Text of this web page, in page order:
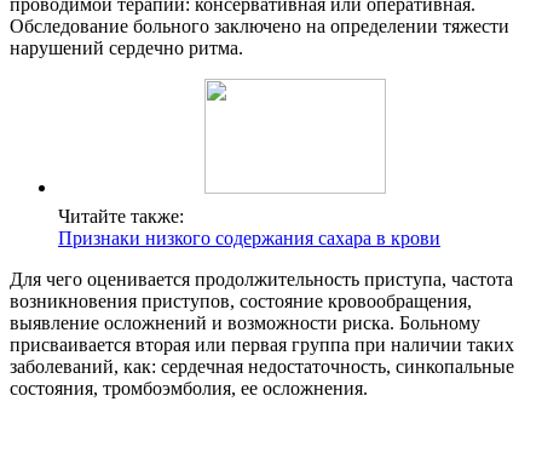
проводимой терапии: консервативная или оперативная.
Обследование больного заключено на определении тяжести
нарушений сердечно ритма.
Читайте также:
Признаки низкого содержания сахара в крови
Для чего оценивается продолжительность приступа, частота
возникновения приступов, состояние кровообращения,
выявление осложнений и возможности риска. Больному
присваивается вторая или первая группа при наличии таких
заболеваний, как: сердечная недостаточность, синкопальные
состояния, тромбоэмболия, ее осложнения.